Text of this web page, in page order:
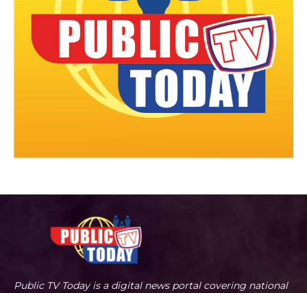
Public TV Today is a digital news portal covering national